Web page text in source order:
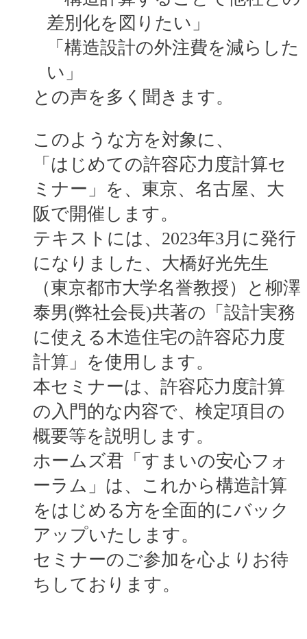
差別化を図りたい」
「構造設計の外注費を減らした
い」
との声を多く聞きます。
このような方を対象に、
「はじめての許容応力度計算セ
ミナー」を、東京、名古屋、大
阪で開催します。
テキストには、2023年3月に発行
になりました、大橋好光先生
（東京都市大学名誉教授）と柳澤
泰男(弊社会長)共著の「設計実務
に使える木造住宅の許容応力度
計算」を使用します。
本セミナーは、許容応力度計算
の入門的な内容で、検定項目の
概要等を説明します。
ホームズ君「すまいの安心フォ
ーラム」は、これから構造計算
をはじめる方を全面的にバック
アップいたします。
セミナーのご参加を心よりお待
ちしております。